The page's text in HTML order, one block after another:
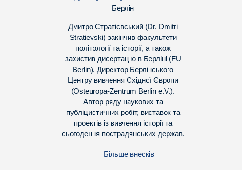
Берлін
Дмитро Стратієвський (Dr. Dmitri
Stratievski) закінчив факультети
політології та історії, а також
захистив дисертацію в Берліні (FU
Berlin). Директор Берлінського
Центру вивчення Східної Європи
(Osteuropa-Zentrum Berlin e.V.).
Автор ряду наукових та
публіцистичних робіт, виставок та
проектів із вивчення історії та
сьогодення пострадянських держав.
Більше внесків